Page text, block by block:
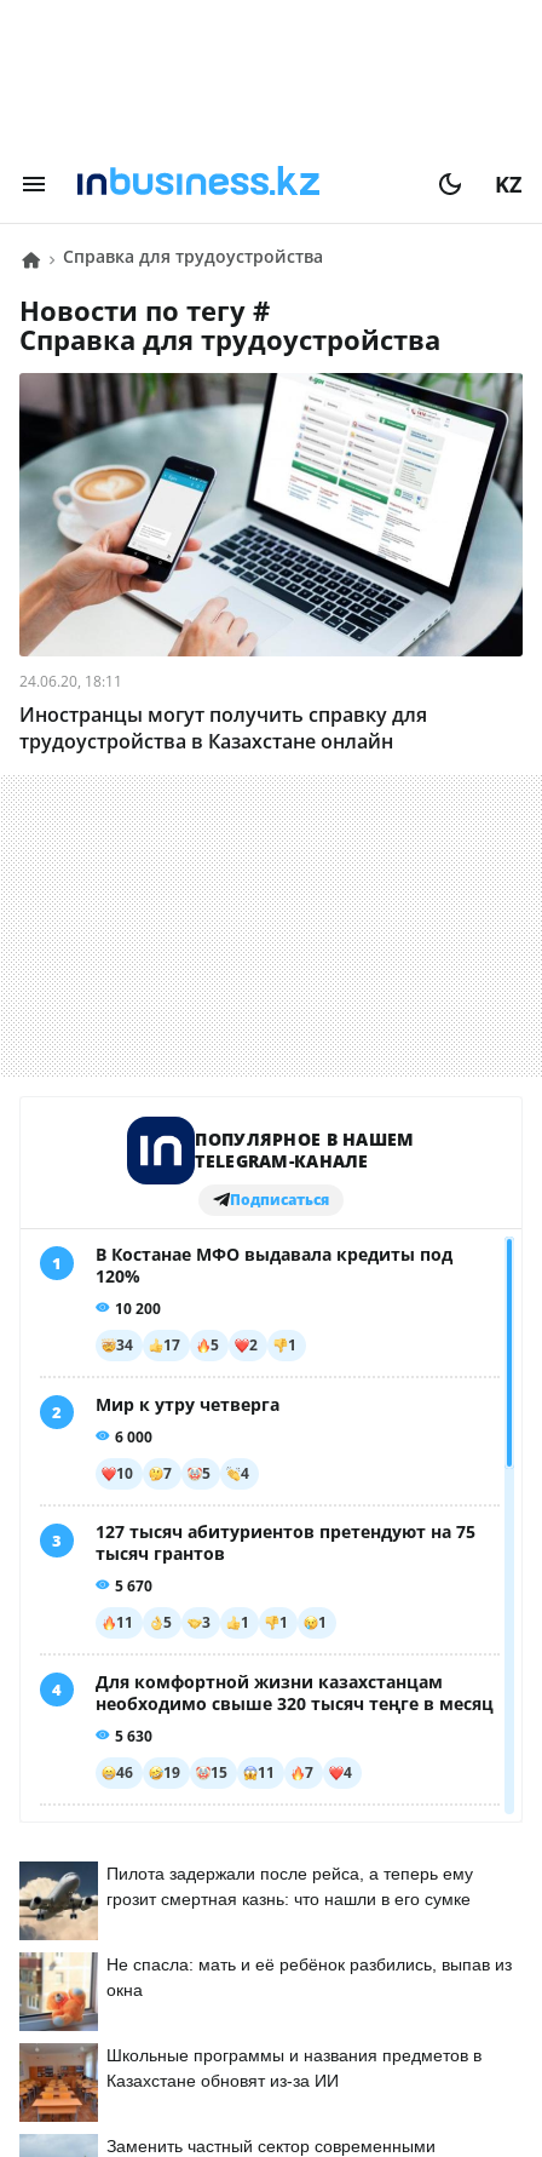
KZ
справка для трудоустройства
Новости по тегу #
справка для трудоустройства
24.06.20, 18:11
Иностранцы могут получить справку для
трудоустройства в Казахстане онлайн
Пилота задержали после рейса, а теперь ему
грозит смертная казнь: что нашли в его сумке
Не спасла: мать и её ребёнок разбились, выпав из
окна
Школьные программы и названия предметов в
Казахстане обновят из-за ИИ
Заменить частный сектор современными